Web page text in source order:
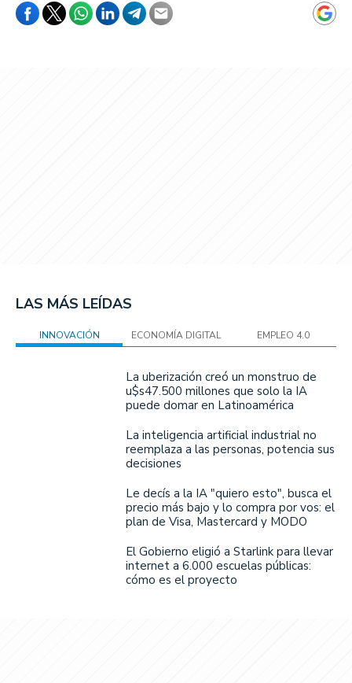
LAS MÁS LEÍDAS
INNOVACIÓN ECONOMÍA DIGITAL EMPLEO 4.0
La uberización creó un monstruo de
u$s47.500 millones que solo la IA
puede domar en Latinoamérica
La inteligencia artificial industrial no
reemplaza a las personas, potencia sus
decisiones
Le decís a la IA "quiero esto", busca el
precio más bajo y lo compra por vos: el
plan de Visa, Mastercard y MODO
El Gobierno eligió a Starlink para llevar
internet a 6.000 escuelas públicas:
cómo es el proyecto